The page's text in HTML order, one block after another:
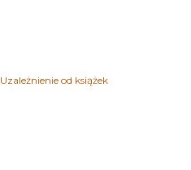
Uzależnienie od książek